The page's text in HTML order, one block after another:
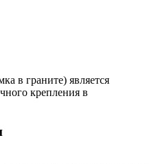
в граните) является
крепления в